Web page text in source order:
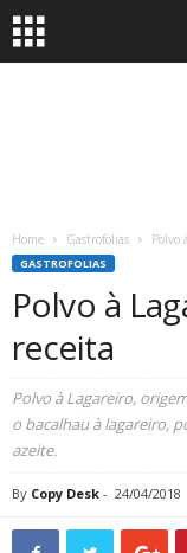
Home Gastrofolias Polvo
GASTROFOLIAS
Polvo à
receita
Polvo à Lagareiro,
o bacalhau à lagareiro,
azeite.
By Copy Desk - 24/04/2018